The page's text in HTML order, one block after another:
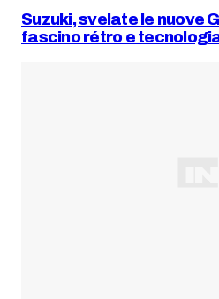
Suzuki, svelate le nuove
fascino rétro e